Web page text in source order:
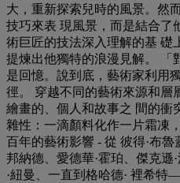
大，重新探索兒時的風景。然
技巧來表 現風景，而是結合了
術巨匠的技法深入理解的基 礎
提煉出他獨特的浪漫見解。 「
是回憶。說到底，藝術家利用
徑。 穿越不同的藝術來源和層
繪畫的、個人和故事之 間的衝
雜性：一滴顏料化作一片霜凍
百年的藝術影響 - 從 彼得·布魯
邦納德、愛德華·霍珀、傑克遜
·紐曼、一直到格哈德· 裡希